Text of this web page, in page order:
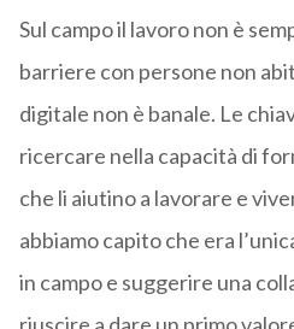
Sul campo il lavoro non è
barriere con persone non
digitale non è banale. Le
ricercare nella capacità di
che li aiutino a lavorare e
abbiamo capito che era
in campo e suggerire una